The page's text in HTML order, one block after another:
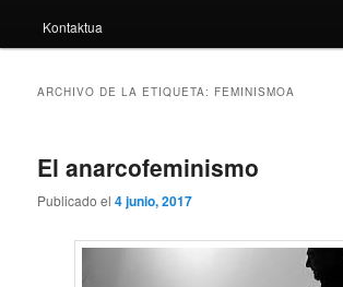
Kontaktua
ARCHIVO DE LA ETIQUETA: FEMINISMOA
El anarcofeminismo
Publicado el4 junio, 2017